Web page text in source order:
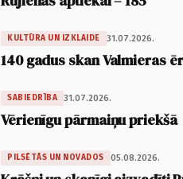
KULTŪRA UN IZKLAIDE 31.07.2026.
140 gadus skan Valmieras
SABIEDRĪBA 31.07.2026.
Vērienīgu pārmaiņu priekšā
PILSĒTĀS UN NOVADOS 05.08.2026.